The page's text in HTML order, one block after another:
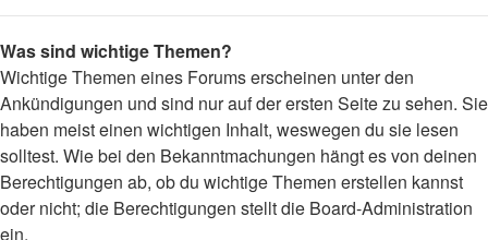
Was sind wichtige Themen?
Wichtige Themen eines Forums erscheinen unter den
Ankündigungen und sind nur auf der ersten Seite zu sehen. Sie
haben meist einen wichtigen Inhalt, weswegen du sie lesen
solltest. Wie bei den Bekanntmachungen hängt es von deinen
Berechtigungen ab, ob du wichtige Themen erstellen kannst
oder nicht; die Berechtigungen stellt die Board-Administration
ein.